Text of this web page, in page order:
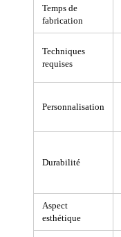
Temps de
fabrication
Techniques
requises
Personnalisation
Durabilité
Aspect
esthétique